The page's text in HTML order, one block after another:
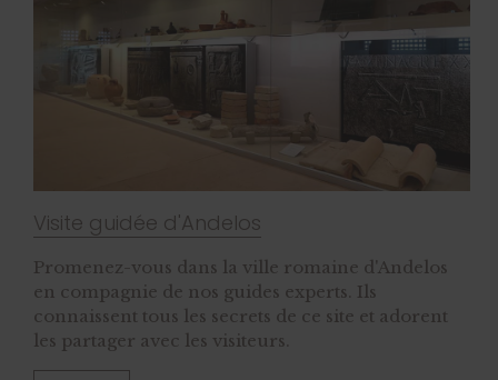
Visite guidée d'Andelos
Promenez-vous dans la ville romaine d'Andelos
en compagnie de nos guides experts. Ils
connaissent tous les secrets de ce site et adorent
les partager avec les visiteurs.